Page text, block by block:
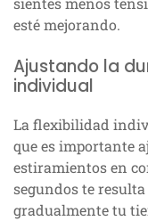
esté mejorando.
Ajustando la
individual
La flexibilidad
que es importante
estiramientos en
segundos te
gradualmente tu